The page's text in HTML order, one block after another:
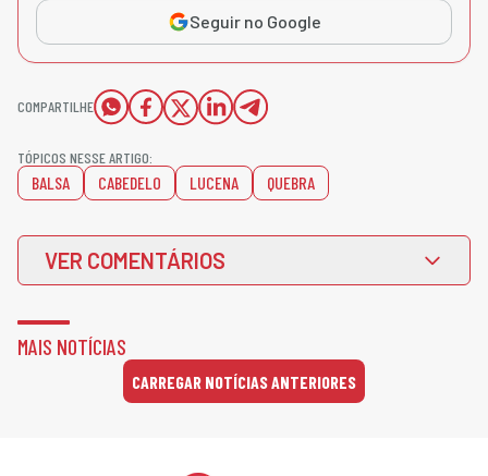
Seguir no Google
COMPARTILHE
TÓPICOS NESSE ARTIGO:
BALSA CABEDELO LUCENA QUEBRA
VER COMENTÁRIOS
MAIS NOTÍCIAS
CARREGAR NOTÍCIAS ANTERIORES